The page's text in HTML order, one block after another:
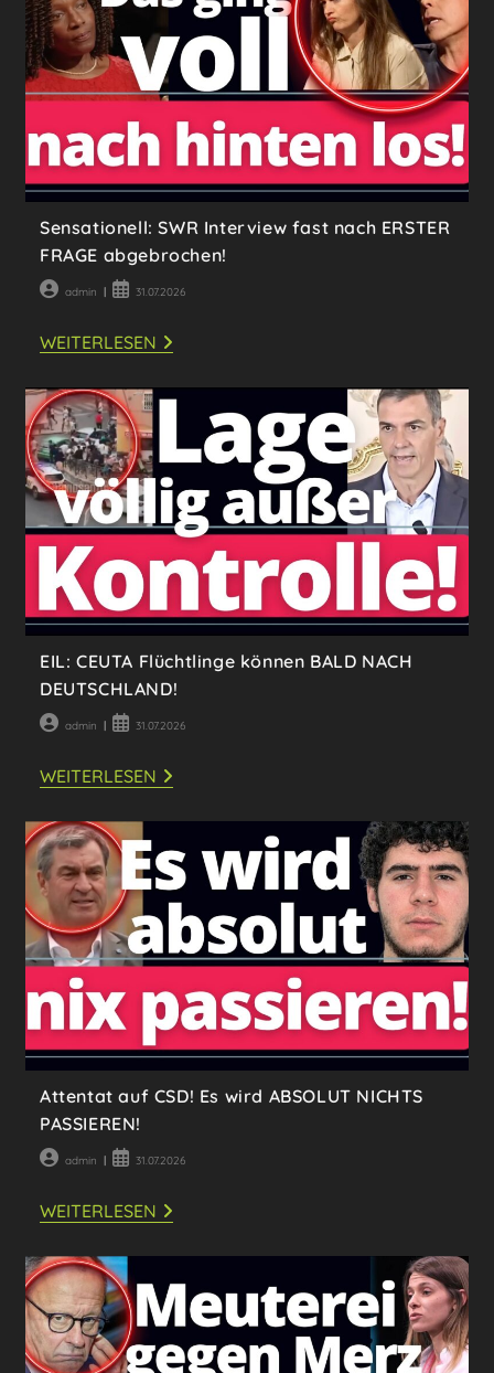
VORSICHT,
DER
SPARPLAN
HAT
ES
RICHTIG
IN
SICH!
Sensationell: SWR Interview fast nach ERSTER
FRAGE abgebrochen!
Beitrags-
admin
Beitrag
31.07.2026
WEITERLESENSENSATIONELL:
SWR
FAST
NACH
ERSTER
ABGEBROCHEN!
EIL: CEUTA Flüchtlinge können BALD NACH
DEUTSCHLAND!
Beitrags-
admin
Beitrag
31.07.2026
WEITERLESENEIL:
CEUTA
KÖNNEN
NACH
DEUTSCHLAND!
Attentat auf CSD! Es wird ABSOLUT NICHTS
PASSIEREN!
Beitrags-
admin
Beitrag
31.07.2026
WEITERLESENATTENTAT
AUF
ES
ABSOLUT
NICHTS
PASSIEREN!